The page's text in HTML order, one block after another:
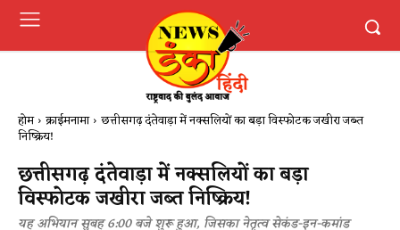
होम क्राईमनामा छत्तीसगढ़ दंतेवाड़ा में नक्सलियों का बड़ा विस्फोटक जखीरा जब्त
निष्क्रिय!
छत्तीसगढ़ दंतेवाड़ा में नक्सलियों का बड़ा
विस्फोटक जखीरा जब्त निष्क्रिय!
यह अभियान सुबह 6:00 बजे शुरू हुआ, जिसका नेतृत्व सेकंड-इन-कमांड